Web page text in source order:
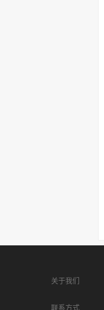
关于我们
联系方式